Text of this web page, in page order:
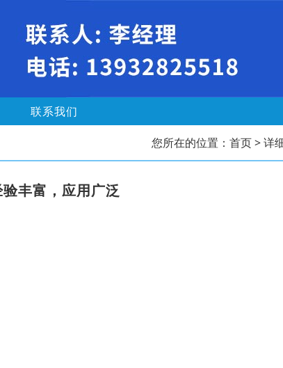
联系我们
您所在的位置： 首页> 详
丰富，应用广泛